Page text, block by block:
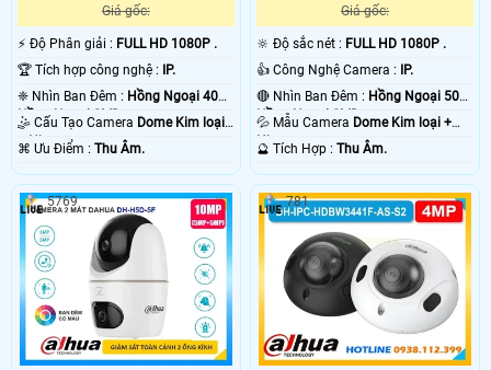
Giá gốc:
️⚡ Độ Phân giải : FULL HD 1080P .
🏆 Tích hợp công nghệ :
IP.
❈ Nhìn Ban Đêm : Hồng Ngoại 40m
Hồng Ngoại SMD.
🤹 Cấu Tạo Camera Dome Kim loại
+ Nhựa.
️⌘ Ưu Điểm : Thu Âm.
Giá gốc:
🔆 Độ sắc nét : FULL HD 1080P .
👍 Công Nghệ Camera :
IP.
🔴 Nhìn Ban Đêm : Hồng Ngoại 50m
Hồng Ngoại SMD.
💦 Mẫu Camera Dome Kim loại +
Nhựa.
️🔮 Tích Hợp :Thu Âm.
5769 781